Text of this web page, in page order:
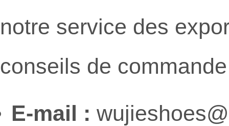
notre service des
conseils de
E-mail :